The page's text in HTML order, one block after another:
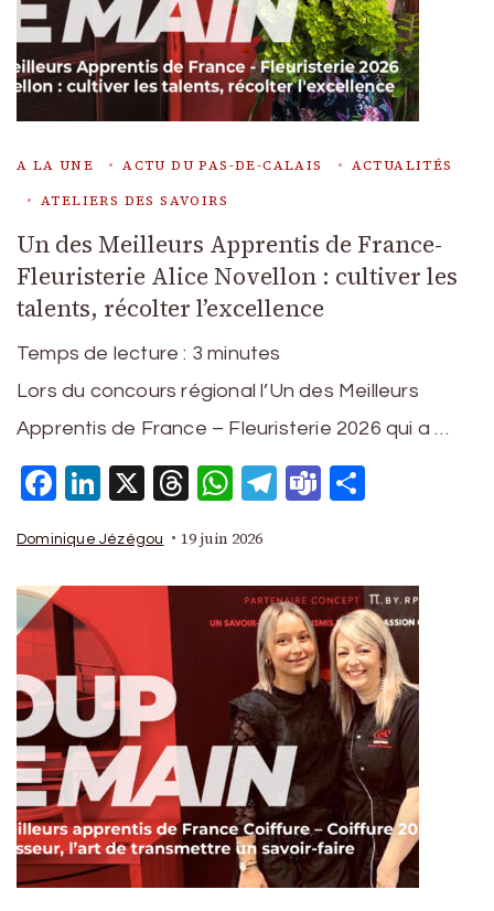
A LA UNE ACTU DU PAS-DE-CALAIS
ACTUALITÉS
ATELIERS DES SAVOIRS
Un des Meilleurs Apprentis de France-
Fleuristerie Alice Novellon : cultiver les
talents, récolter l’excellence
Temps de lecture : 3 minutes
Lors du concours régional l’Un des Meilleurs
Apprentis de France – Fleuristerie 2026 qui a …
Facebook
LinkedIn
X Threads
WhatsApp
Telegram
Teams
Dominique Jézégou 19 juin 2026